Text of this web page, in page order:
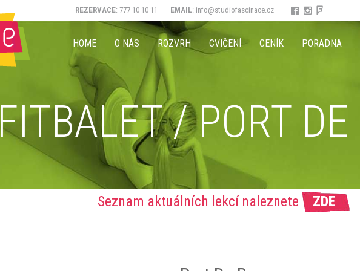
REZERVACE: 777 10 10 11 EMAIL: info@studiofascinace.cz
HOME O NÁS ROZVRH CVIČENÍ CENÍK PORADNA
FITBALET / PORT DE
Seznam aktuálních lekcí naleznete ZDE